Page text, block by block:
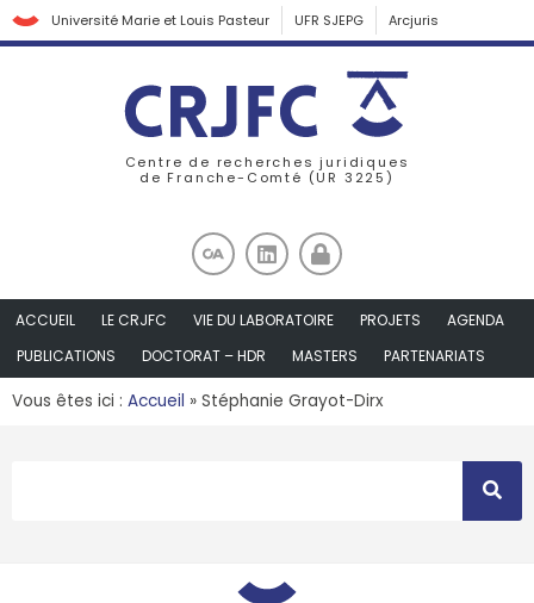
Université Marie et Louis Pasteur UFR SJEPG Arcjuris
Centre de recherches juridiques
de Franche-Comté (UR 3225)
ACCUEIL LE CRJFC VIE DU LABORATOIRE PROJETS
AGENDA
PUBLICATIONS
DOCTORAT – HDR MASTERS PARTENARIATS
Vous êtes ici : Accueil » Stéphanie Grayot-Dirx